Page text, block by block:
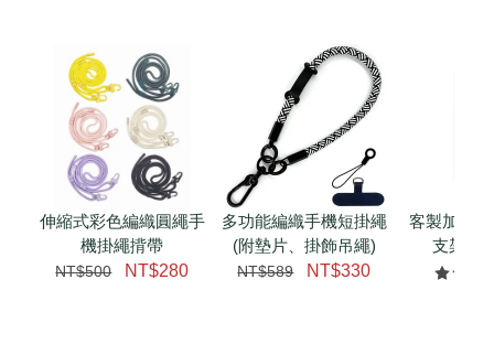
加入購物車
瀏覽更多
伸縮式彩色編織圓繩手
機掛繩揹帶
NT$500 NT$280
多功能編織手機短掛繩
(附墊片、掛飾吊繩)
NT$589 NT$330
客製加購
支架 腕